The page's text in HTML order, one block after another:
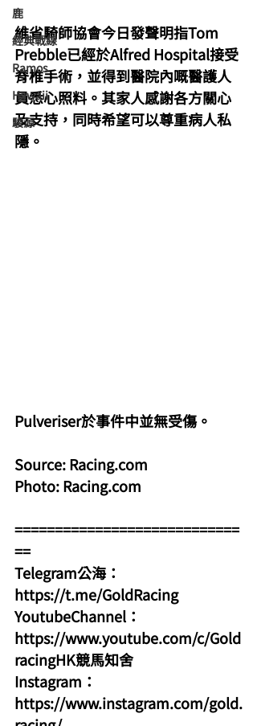
鹿
經典戰線
Ramos
Hawaii
駿源
維省騎師協會今日發聲明指Tom
Prebble已經於Alfred Hospital接受
脊椎手術，並得到醫院內嘅醫護人
員悉心照料。其家人感謝各方關心
及支持，同時希望可以尊重病人私
隱。
Pulveriser於事件中並無受傷。
Source: Racing.com
Photo: Racing.com
============================
==
Telegram公海：
https://t.me/GoldRacing
YoutubeChannel：
https://www.youtube.com/c/Gold
racingHK競馬知舍
Instagram：
https://www.instagram.com/gold.